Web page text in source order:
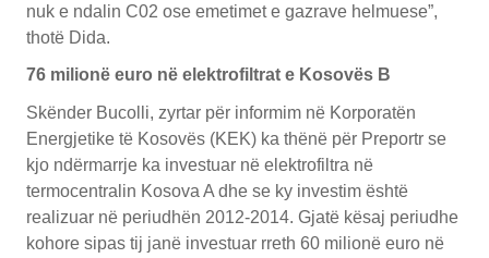
nuk e ndalin C02 ose emetimet e gazrave helmuese”,
thotë Dida.
76 milionë euro në elektrofiltrat e Kosovës B
Skënder Bucolli, zyrtar për informim në Korporatën
Energjetike të Kosovës (KEK) ka thënë për Preportr se
kjo ndërmarrje ka investuar në elektrofiltra në
termocentralin Kosova A dhe se ky investim është
realizuar në periudhën 2012-2014. Gjatë kësaj periudhe
kohore sipas tij janë investuar rreth 60 milionë euro në